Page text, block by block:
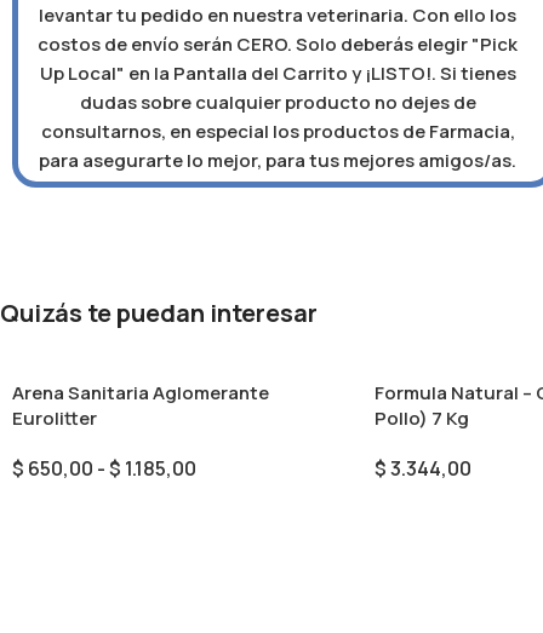
levantar tu pedido en nuestra veterinaria. Con ello los
costos de envío serán CERO. Solo deberás elegir "Pick
Up Local" en la Pantalla del Carrito y ¡LISTO!. Si tienes
dudas sobre cualquier producto no dejes de
consultarnos, en especial los productos de Farmacia,
para asegurarte lo mejor, para tus mejores amigos/as.
Quizás te puedan interesar
Arena Sanitaria Aglomerante
Eurolitter
$ 650,00 -$ 1.185,00
Formula Natural –
Pollo) 7 Kg
$3.344,00